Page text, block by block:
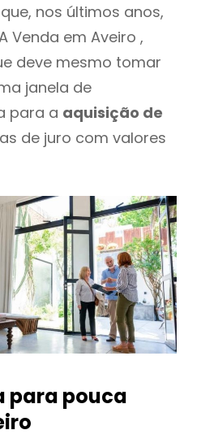
nos últimos anos,
Venda em Aveiro ,
deve mesmo tomar
janela de
para a aquisição de
de juro com valores
para pouca